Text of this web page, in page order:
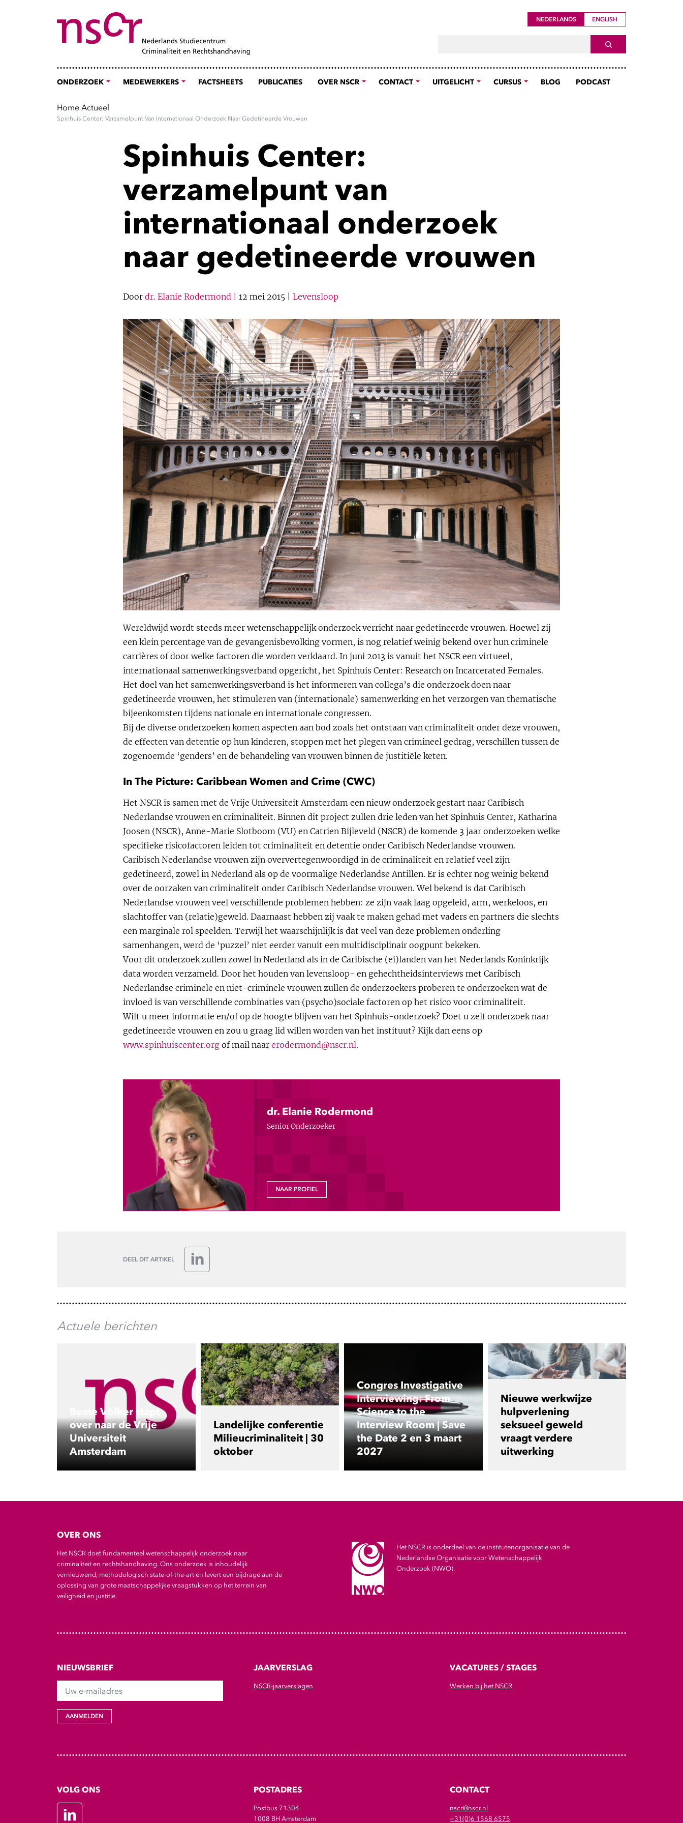
NEDERLANDS ENGLISH
SEARCH
ONDERZOEK MEDEWERKERS FACTSHEETS PUBLICATIES OVER NSCR CONTACT UITGELICHT CURSUS BLOG PODCAST
Home Actueel
Spinhuis Center: Verzamelpunt Van Internationaal Onderzoek Naar Gedetineerde Vrouwen
Spinhuis Center:
verzamelpunt van
internationaal onderzoek
naar gedetineerde vrouwen
Door dr. Elanie Rodermond | 12 mei 2015 | Levensloop
Wereldwijd wordt steeds meer wetenschappelijk onderzoek verricht naar gedetineerde vrouwen. Hoewel zij
een klein percentage van de gevangenisbevolking vormen, is nog relatief weinig bekend over hun criminele
carrières of door welke factoren die worden verklaard. In juni 2013 is vanuit het NSCR een virtueel,
internationaal samenwerkingsverband opgericht, het Spinhuis Center: Research on Incarcerated Females.
Het doel van het samenwerkingsverband is het informeren van collega’s die onderzoek doen naar
gedetineerde vrouwen, het stimuleren van (internationale) samenwerking en het verzorgen van thematische
bijeenkomsten tijdens nationale en internationale congressen.
Bij de diverse onderzoeken komen aspecten aan bod zoals het ontstaan van criminaliteit onder deze vrouwen,
de effecten van detentie op hun kinderen, stoppen met het plegen van crimineel gedrag, verschillen tussen de
zogenoemde ‘genders’ en de behandeling van vrouwen binnen de justitiële keten.
In The Picture: Caribbean Women and Crime (CWC)
Het NSCR is samen met de Vrije Universiteit Amsterdam een nieuw onderzoek gestart naar Caribisch
Nederlandse vrouwen en criminaliteit. Binnen dit project zullen drie leden van het Spinhuis Center, Katharina
Joosen (NSCR), Anne-Marie Slotboom (VU) en Catrien Bijleveld (NSCR) de komende 3 jaar onderzoeken welke
specifieke risicofactoren leiden tot criminaliteit en detentie onder Caribisch Nederlandse vrouwen.
Caribisch Nederlandse vrouwen zijn oververtegenwoordigd in de criminaliteit en relatief veel zijn
gedetineerd, zowel in Nederland als op de voormalige Nederlandse Antillen. Er is echter nog weinig bekend
over de oorzaken van criminaliteit onder Caribisch Nederlandse vrouwen. Wel bekend is dat Caribisch
Nederlandse vrouwen veel verschillende problemen hebben: ze zijn vaak laag opgeleid, arm, werkeloos, en
slachtoffer van (relatie)geweld. Daarnaast hebben zij vaak te maken gehad met vaders en partners die slechts
een marginale rol speelden. Terwijl het waarschijnlijk is dat veel van deze problemen onderling
samenhangen, werd de ‘puzzel’ niet eerder vanuit een multidisciplinair oogpunt bekeken.
Voor dit onderzoek zullen zowel in Nederland als in de Caribische (ei)landen van het Nederlands Koninkrijk
data worden verzameld. Door het houden van levensloop- en gehechtheidsinterviews met Caribisch
Nederlandse criminele en niet-criminele vrouwen zullen de onderzoekers proberen te onderzoeken wat de
invloed is van verschillende combinaties van (psycho)sociale factoren op het risico voor criminaliteit.
Wilt u meer informatie en/of op de hoogte blijven van het Spinhuis-onderzoek? Doet u zelf onderzoek naar
gedetineerde vrouwen en zou u graag lid willen worden van het instituut? Kijk dan eens op
www.spinhuiscenter.org of mail naar erodermond@nscr.nl.
dr. Elanie Rodermond
Senior Onderzoeker
NAAR PROFIEL
DEEL DIT ARTIKEL
LinkedIn
Actuele berichten
Beate Völker stapt
over naar de Vrije
Universiteit
Amsterdam
Landelijke conferentie
Milieucriminaliteit | 30
oktober
Congres Investigative
Interviewing: From
Science to the
Interview Room | Save
the Date 2 en 3 maart
2027
Nieuwe werkwijze
hulpverlening
seksueel geweld
vraagt verdere
uitwerking
OVER ONS
Het NSCR doet fundamenteel wetenschappelijk onderzoek naar
criminaliteit en rechtshandhaving. Ons onderzoek is inhoudelijk
vernieuwend, methodologisch state-of-the-art en levert een bijdrage aan de
oplossing van grote maatschappelijke vraagstukken op het terrein van
veiligheid en justitie.
Het NSCR is onderdeel van de institutenorganisatie van de
Nederlandse Organisatie voor Wetenschappelijk
Onderzoek (NWO).
NIEUWSBRIEF
AANMELDEN
JAARVERSLAG
NSCR-jaarverslagen
VACATURES / STAGES
Werken bij het NSCR
VOLG ONS
LinkedIn
POSTADRES
Postbus 71304
1008 BH Amsterdam
CONTACT
nscr@nscr.nl
+31(0)6 1568 6575